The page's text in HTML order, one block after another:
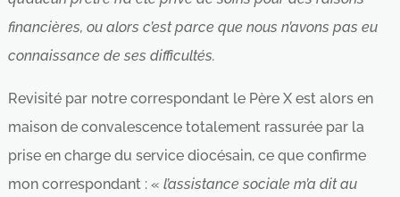
financières, ou alors c’est parce que nous n’avons pas eu
connaissance de ses difficultés.
Revisité par notre correspondant le Père X est alors en
maison de convalescence totalement rassurée par la
prise en charge du service diocésain, ce que confirme
mon correspondant : « l’assistance sociale m’a dit au